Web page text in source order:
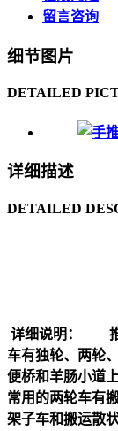
留言咨询
细节图片
DETAILED
详细描述
DETAILED
详细说明： 推
车有独轮、两轮
便桥和羊肠小道
常用的两轮车有
架子车和搬运散